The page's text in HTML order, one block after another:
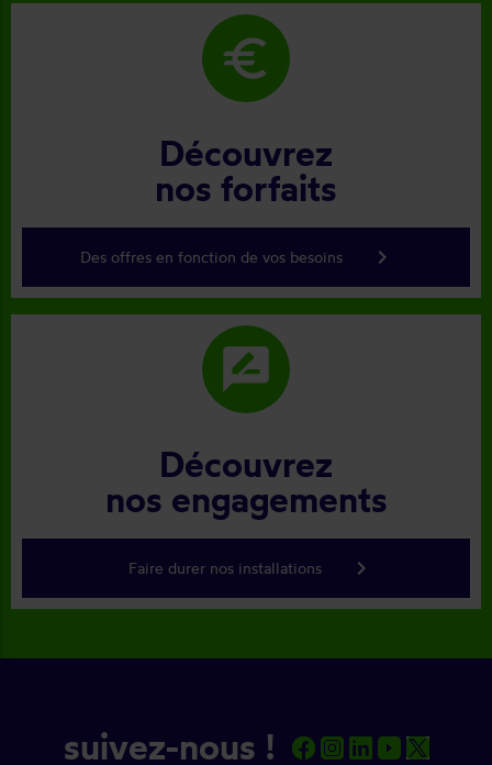
euro
Découvrez
nos forfaits
Des offres en fonction de vos besoins keyboard_arrow_right
rate_review
Découvrez
nos engagements
Faire durer nos installations keyboard_arrow_right
suivez-nous !